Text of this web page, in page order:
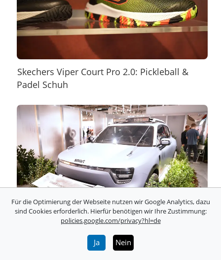
Skechers Viper Court Pro 2.0: Pickleball &
Padel Schuh
Smart: Concept #5 vollelektrischer midsize
Für die Optimierung der Webseite nutzen wir Google Analytics, dazu
sind Cookies erforderlich. Hierfür benötigen wir Ihre Zustimmung:
policies.google.com/privacy?hl=de
Ja Nein